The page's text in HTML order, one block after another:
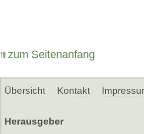
zum Seitenanfang
Übersicht Kontakt
Herausgeber